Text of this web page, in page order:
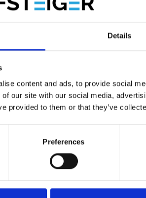
Details
content and ads, to provide social
our site with our social media,
provided to them or that they’ve
Preferences
Sie ein